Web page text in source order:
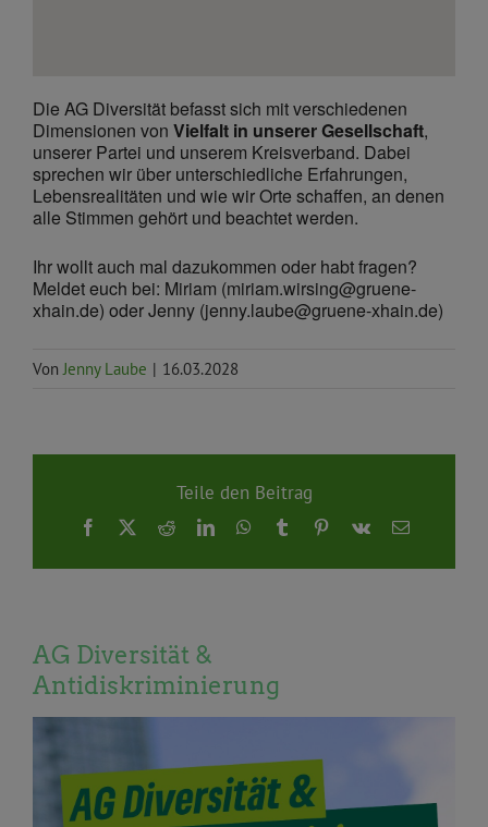
Die AG Diversität befasst sich mit verschiedenen
Dimensionen von Vielfalt in unserer Gesellschaft,
unserer Partei und unserem Kreisverband. Dabei
sprechen wir über unterschiedliche Erfahrungen,
Lebensrealitäten und wie wir Orte schaffen, an denen
alle Stimmen gehört und beachtet werden.
Ihr wollt auch mal dazukommen oder habt fragen?
Meldet euch bei: Miriam (miriam.wirsing@gruene-
xhain.de) oder Jenny (jenny.laube@gruene-xhain.de)
VonJenny Laube | 16.03.2028
Teile den Beitrag
Facebook
X RedditLinkedInWhatsApp
TumblrPinterest
Vk
E-
AG Diversität &
Antidiskriminierung